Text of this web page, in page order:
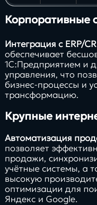
Корпоративные
Интеграция с ERP/
обеспечивает
1С:Предприятием и
управления, что
бизнес-процессы и
трансформацию.
Крупные
Автоматизация
позволяет
продажи,
учётные системы, а
высокую
оптимизации для
Яндекс и Google.